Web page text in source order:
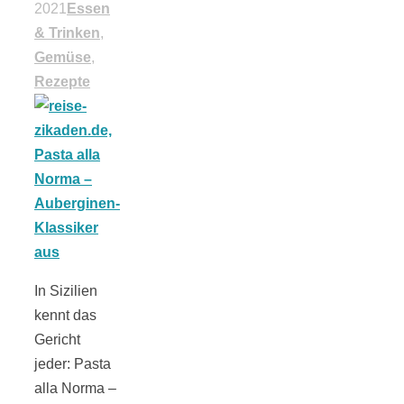
2021 Essen
& Trinken,
Gemüse,
Rezepte
In Sizilien
kennt das
Gericht
jeder: Pasta
alla Norma –